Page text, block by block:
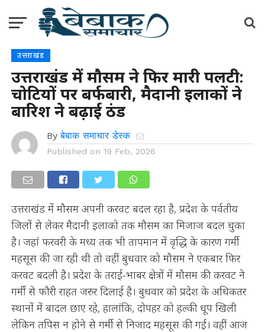
उत्तराखंड
उत्तराखंड में मौसम ने फिर मारी पलटी:
चोटियों पर बर्फबारी, मैदानी इलाकों ने
बारिश ने बढ़ाई ठंड
By बेबाक समाचार डेस्क
Published on 19 Feb, 2026
उत्तराखंड में मौसम अपनी करवट बदल रहा है, प्रदेश के पर्वतीय
जिलों से लेकर मैदानी इलाको तक मौसम का मिजाज बदल चुका
है। जहां फरवरी के मध्य तक भी तापमान में वृद्धि के कारण गर्मी
महसूस की जा रही थी तो वहीं बुधवार को मौसम ने एकबार फिर
करवट बदली है। प्रदेश के तराई-भाबर क्षेत्रों में मौसम की करवट ने
गर्मी से फौरी राहत जरुर दिलाई है। बुधवार को प्रदेश के अधिकतर
स्थानों में बादल छाए रहे, हालांकि, दोपहर को हल्की धूप खिली
लेकिन तपिस न होने से गर्मी से निजाद महसूस की गई। वहीं आज